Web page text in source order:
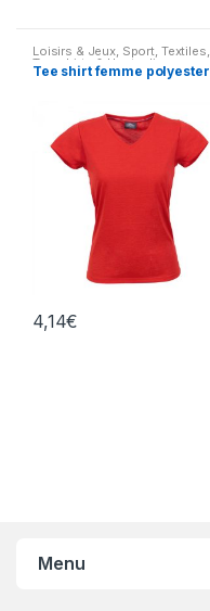
Loisirs & Jeux, Sport, Textiles,
Tee-shirts & Hauts divers
Tee shirt femme polyester
4,14€
Menu